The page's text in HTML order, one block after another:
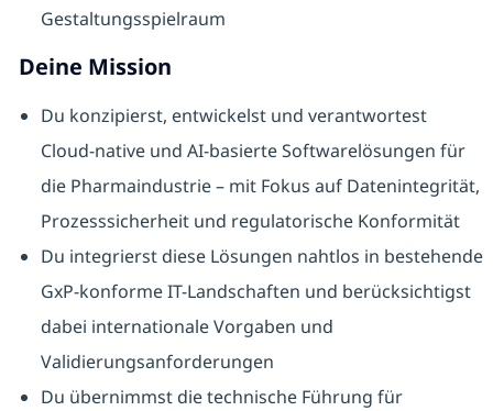
Gestaltungsspielraum
Deine Mission
Du konzipierst, entwickelst und verantwortest
Cloud-native und AI-basierte Softwarelösungen für
die Pharmaindustrie – mit Fokus auf Datenintegrität,
Prozesssicherheit und regulatorische Konformität
Du integrierst diese Lösungen nahtlos in bestehende
GxP-konforme IT-Landschaften und berücksichtigst
dabei internationale Vorgaben und
Validierungsanforderungen
Du übernimmst die technische Führung für